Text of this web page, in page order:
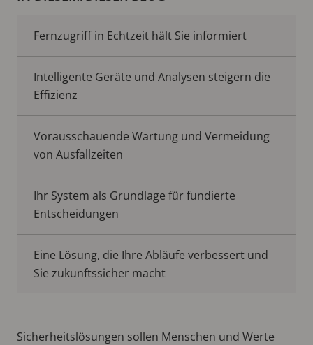
Fernzugriff in Echtzeit hält Sie informiert
Intelligente Geräte und Analysen steigern die
Effizienz
Vorausschauende Wartung und Vermeidung
von Ausfallzeiten
Ihr System als Grundlage für fundierte
Entscheidungen
Eine Lösung, die Ihre Abläufe verbessert und
Sie zukunftssicher macht
Sicherheitslösungen sollen Menschen und Werte